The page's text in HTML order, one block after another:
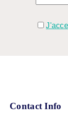
Contact Info